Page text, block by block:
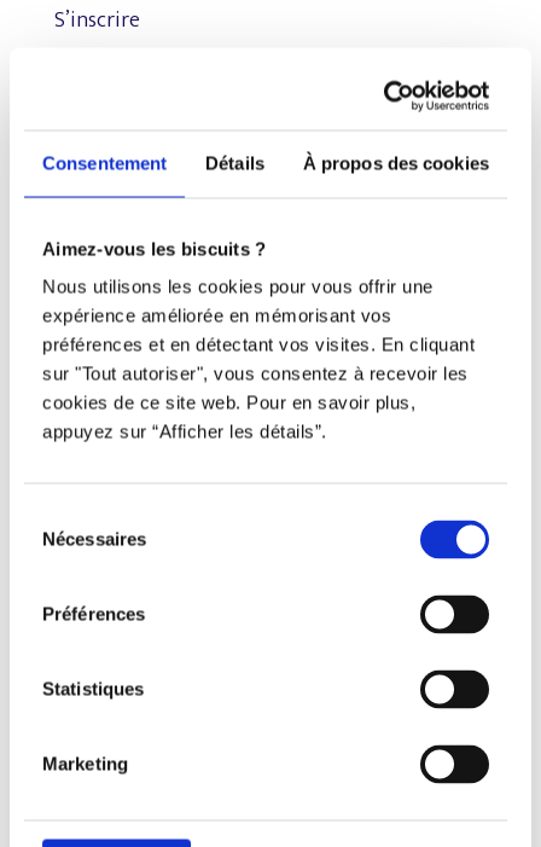
Consentement Détails À propos des cookies
Aimez-vous les biscuits ?
Nous utilisons les cookies pour vous offrir une
expérience améliorée en mémorisant vos
préférences et en détectant vos visites. En cliquant
sur "Tout autoriser", vous consentez à recevoir les
cookies de ce site web. Pour en savoir plus,
appuyez sur “Afficher les détails”.
Nécessaires
Préférences
Statistiques
Marketing
S’inscrire
Restez à l’affût !
Tous droits réservés © Djob
Djob est une plateforme inclusive qui offre des
opportunités équitables à tous. L’usage du
masculin dans les textes a été privilégié à des
Propulsé par le